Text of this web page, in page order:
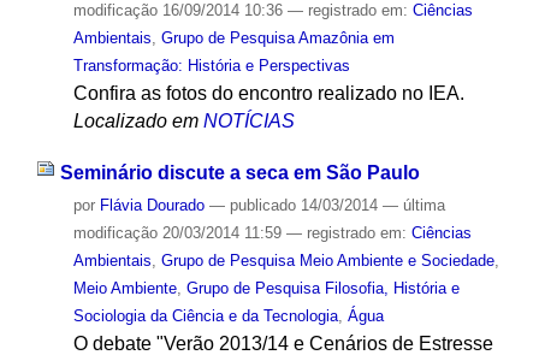
modificação16/09/2014 10:36 — registrado em: Ciências
Ambientais, Grupo de Pesquisa Amazônia em
Transformação: História e Perspectivas
Confira as fotos do encontro realizado no IEA.
Localizado em NOTÍCIAS
Seminário discute a seca em São Paulo
por Flávia Dourado — publicado14/03/2014 — última
modificação20/03/2014 11:59 — registrado em: Ciências
Ambientais Grupo de Pesquisa Meio Ambiente e Sociedade,
Meio Ambiente, Grupo de Pesquisa Filosofia, História e
Sociologia da Ciência e da Tecnologia, Água
O debate "Verão 2013/14 e Cenários de Estresse